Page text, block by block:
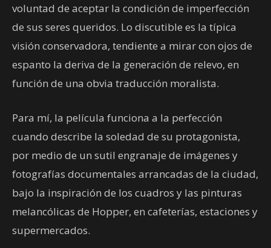
voluntad de aceptar la condición de imperfección
de sus seres queridos. Lo discutible es la típica
visión conservadora, tendiente a mirar con ojos de
espanto la deriva de la generación de relevo, en
función de una obvia traducción moralista.
Para mí, la película funciona a la perfección
cuando describe la soledad de su protagonista,
por medio de un sutil engranaje de imágenes y
fotografías documentales arrancadas de la ciudad,
bajo la inspiración de los cuadros y las pinturas
melancólicas de Hopper, en cafeterías, estaciones y
supermercados.